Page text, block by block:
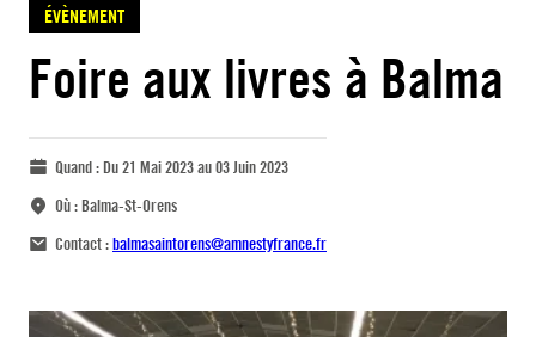
ÉVÈNEMENT
Foire aux livres à Balma
Quand :Du 21 Mai 2023 au 03 Juin 2023
Où :Balma-St-Orens
Contact :balmasaintorens@amnestyfrance.fr